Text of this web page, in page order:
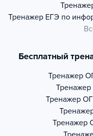
Тренажер ЕГЭ по
Бесплатный
Тренажер
Тренажер
Тренажер
Тренажер